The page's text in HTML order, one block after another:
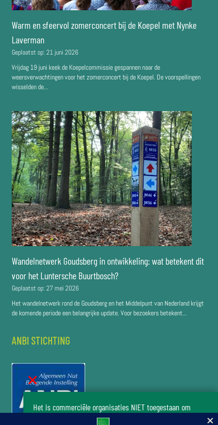
Warm en sfeervol zomerconcert bij de Koepel met Nynke
Laverman
Geplaatst op: 21 juni 2026
Vrijdag 19 juni keek de Koepelcommissie gespannen naar de
weersverwachtingen voor het zomerconcert bij de Koepel. De voorspellingen
wisselden de...
Wandelnetwerk Goudsberg in ontwikkeling: wat betekent dit
voor het Luntersche Buurtbosch?
Geplaatst op: 27 mei 2026
Het wandelnetwerk rond de Goudsberg en het Middelpunt van Nederland krijgt
de komende periode een belangrijke update. Voor bezoekers betekent...
ANBI STICHTING
Het is commerciële organisaties NIET toegestaan om
zonder toestemming van het bestuur van de stichting Het